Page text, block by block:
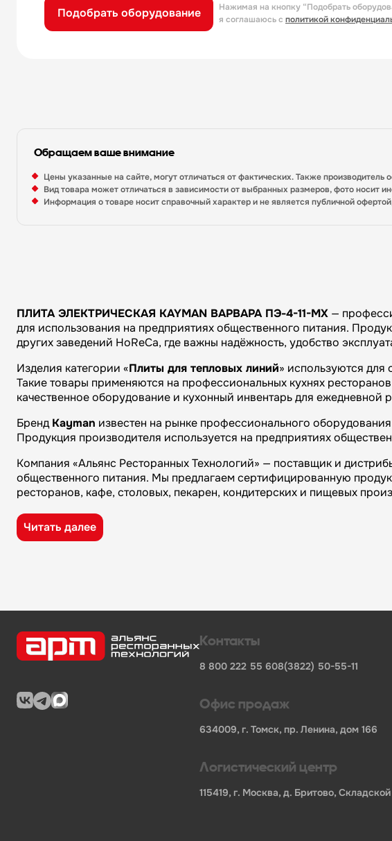
Подобрать оборудование
Нажимая на кнопку “Подобрать
я соглашаюсь с политикой
Обращаем ваше внимание
Цены указанные на сайте, могут отличаться от фактических. Также
Вид товара может отличаться в зависимости от выбранных размеров, фото
Информация о товаре носит справочный характер и не является публичной
ПЛИТА ЭЛЕКТРИЧЕСКАЯ KAYMAN ВАРВАРА ПЭ-4-11-МХ —
для использования на предприятиях общественного питания.
других заведений HoReCa, где важны надёжность, удобство
Изделия категории «Плиты для тепловых линий» используются для
Такие товары применяются на профессиональных кухнях
качественное оборудование и кухонный инвентарь для ежедневной
БрендKayman известен на рынке профессионального
Продукция производителя используется на предприятиях
Компания «Альянс Ресторанных Технологий» — поставщик и
общественного питания. Мы предлагаем сертифицированную
ресторанов, кафе, столовых, пекарен, кондитерских и пищевых
Преимущества компании «Альянс Ресторанных Технологий»:
широкий ассортимент оборудования, кухонного инвентаря и
Бренд - Kayman
Длина НЕТТО, мм
Ширина НЕТТО, мм
Читать далее
Контакты
8 800 222 55 608(3822) 50-55-11
Офис продаж
634009, г. Томск, пр. Ленина, дом 166
Логистический центр
115419, г. Москва, д. Бритово,